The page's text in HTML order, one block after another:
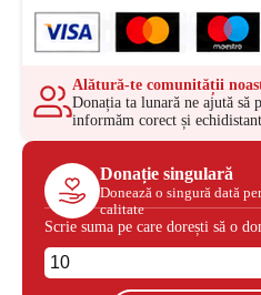
Alătură-te comunității
Donația ta lunară ne ajută să
informăm corect și echidistant
Donație singulară
Donează o singură dată
calitate
Scrie suma pe care dorești să o